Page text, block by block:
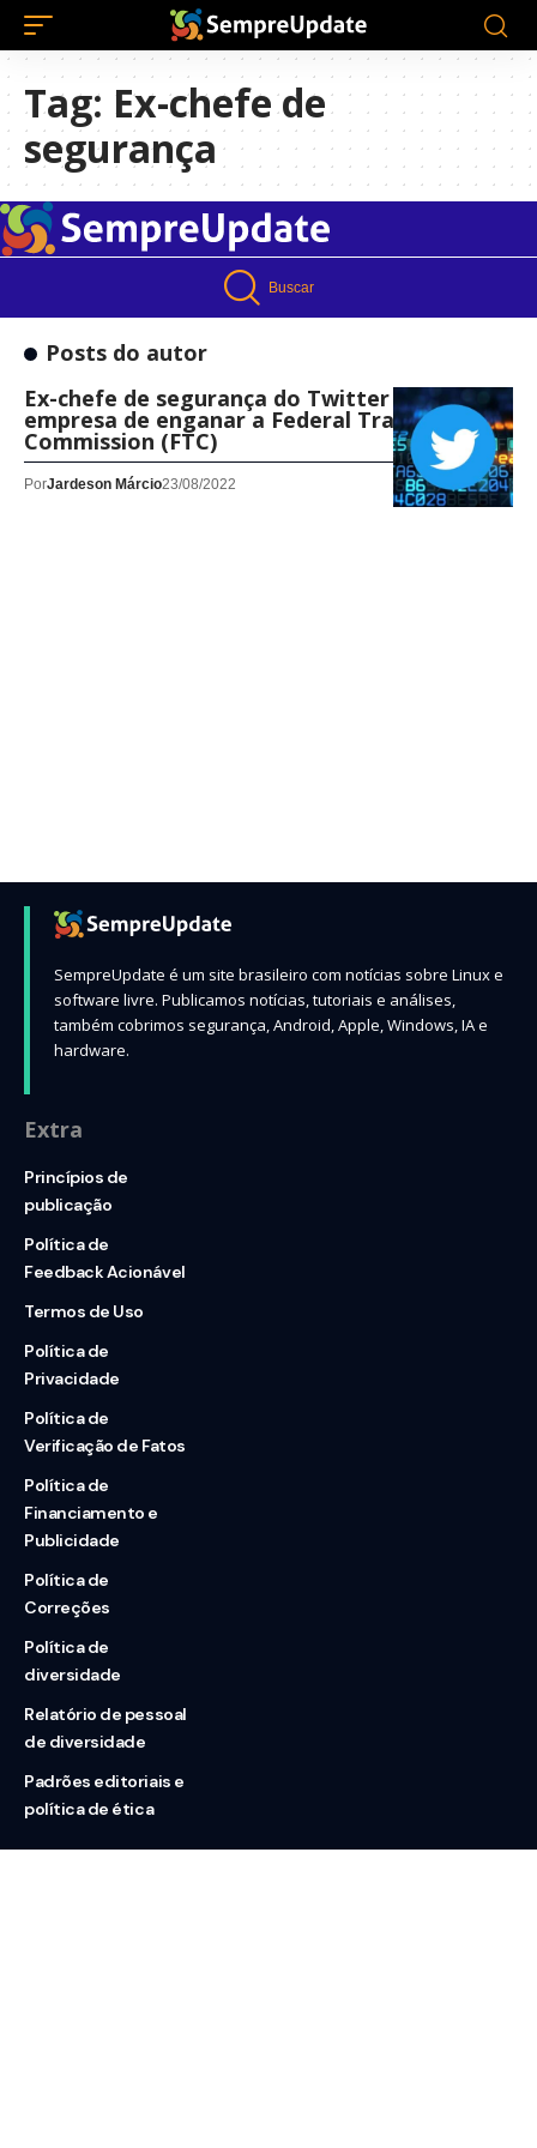
Tag: Ex-chefe de
segurança
Buscar
Posts do autor
Ex-chefe de segurança do Twitter acusa a
empresa de enganar a Federal Trade
Commission (FTC)
PorJardeson Márcio23/08/2022
SempreUpdate é um site brasileiro com notícias sobre Linux e
software livre. Publicamos notícias, tutoriais e análises,
também cobrimos segurança, Android, Apple, Windows, IA e
hardware.
Extra
Princípios de
publicação
Política de
Feedback Acionável
Termos de Uso
Política de
Privacidade
Política de
Verificação de Fatos
Política de
Financiamento e
Publicidade
Política de
Correções
Política de
diversidade
Relatório de pessoal
de diversidade
Padrões editoriais e
política de ética